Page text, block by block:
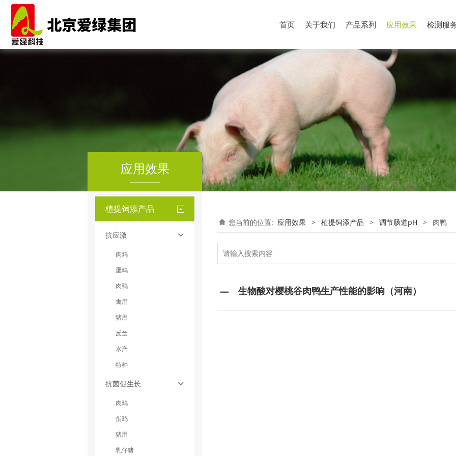
首页 关于我们 产品系列 应用效果 检测服
应用效果
植提饲添产品
抗应激
肉鸡
蛋鸡
肉鸭
禽用
猪用
反刍
水产
特种
抗菌促生长
肉鸡
蛋鸡
猪用
乳仔猪
您当前的位置: 应用效果 > 植提饲添产品 > 调节肠道pH > 肉鸭
生物酸对樱桃谷肉鸭生产性能的影响（河南）